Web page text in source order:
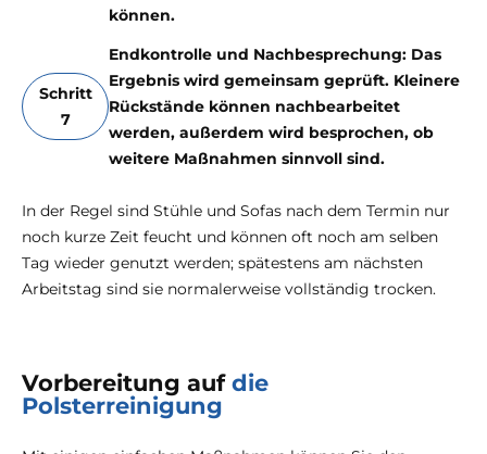
können.
Schritt
7
Endkontrolle und Nachbesprechung: Das
Ergebnis wird gemeinsam geprüft. Kleinere
Rückstände können nachbearbeitet
werden, außerdem wird besprochen, ob
weitere Maßnahmen sinnvoll sind.
In der Regel sind Stühle und Sofas nach dem Termin nur
noch kurze Zeit feucht und können oft noch am selben
Tag wieder genutzt werden; spätestens am nächsten
Arbeitstag sind sie normalerweise vollständig trocken.
Vorbereitung auf die
Polsterreinigung